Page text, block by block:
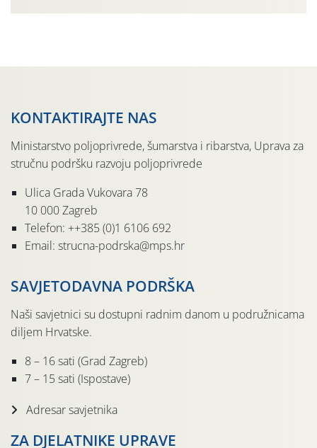
KONTAKTIRAJTE NAS
Ministarstvo poljoprivrede, šumarstva i ribarstva, Uprava za
stručnu podršku razvoju poljoprivrede
Ulica Grada Vukovara 78
10 000 Zagreb
Telefon: ++385 (0)1 6106 692
Email: strucna-podrska@mps.hr
SAVJETODAVNA PODRŠKA
Naši savjetnici su dostupni radnim danom u podružnicama
diljem Hrvatske.
8 – 16 sati (Grad Zagreb)
7 – 15 sati (Ispostave)
Adresar savjetnika
ZA DJELATNIKE UPRAVE